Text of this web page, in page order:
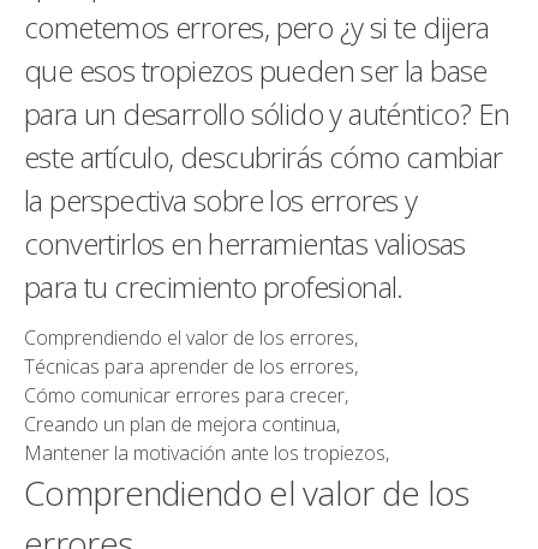
cometemos errores, pero ¿y si te dijera
que esos tropiezos pueden ser la base
para un desarrollo sólido y auténtico? En
este artículo, descubrirás cómo cambiar
la perspectiva sobre los errores y
convertirlos en herramientas valiosas
para tu crecimiento profesional.
Comprendiendo el valor de los errores,
Técnicas para aprender de los errores,
Cómo comunicar errores para crecer,
Creando un plan de mejora continua,
Mantener la motivación ante los tropiezos,
Comprendiendo el valor de los